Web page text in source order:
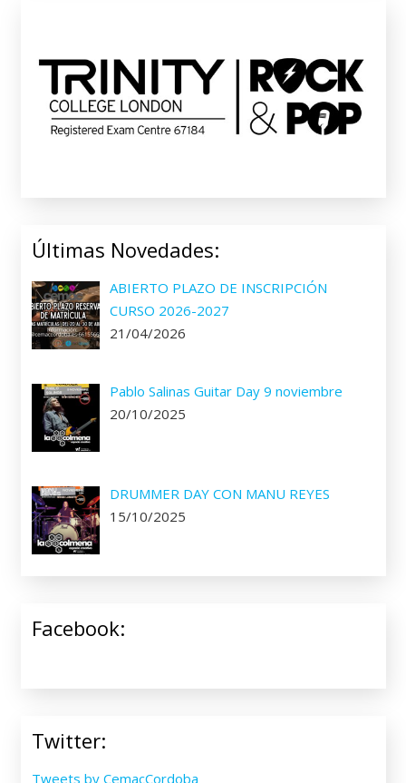
Últimas Novedades:
ABIERTO PLAZO DE INSCRIPCIÓN
CURSO 2026-2027
21/04/2026
Pablo Salinas Guitar Day 9 noviembre
20/10/2025
DRUMMER DAY CON MANU REYES
15/10/2025
Facebook:
Twitter:
Tweets by CemacCordoba